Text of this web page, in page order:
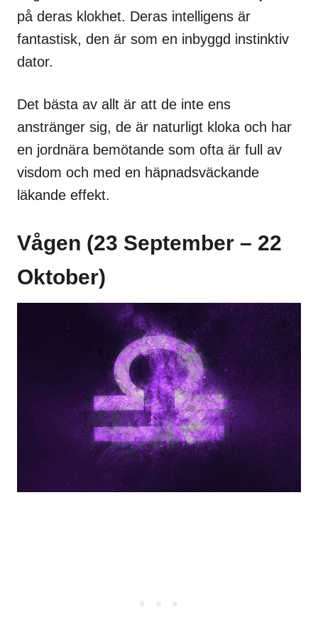
på deras klokhet. Deras intelligens är
fantastisk, den är som en inbyggd instinktiv
dator.
Det bästa av allt är att de inte ens
anstränger sig, de är naturligt kloka och har
en jordnära bemötande som ofta är full av
visdom och med en häpnadsväckande
läkande effekt.
Vågen (23 September – 22
Oktober)